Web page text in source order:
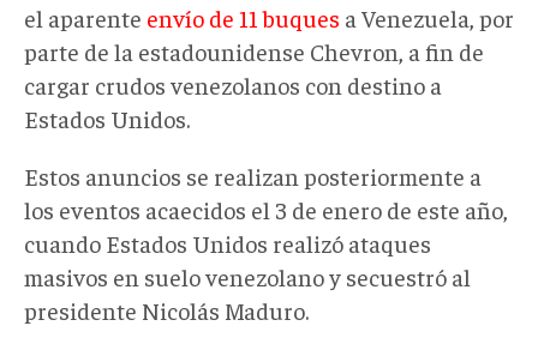
el aparente envío de 11 buques a Venezuela, por
parte de la estadounidense Chevron, a fin de
cargar crudos venezolanos con destino a
Estados Unidos.
Estos anuncios se realizan posteriormente a
los eventos acaecidos el 3 de enero de este año,
cuando Estados Unidos realizó ataques
masivos en suelo venezolano y secuestró al
presidente Nicolás Maduro.